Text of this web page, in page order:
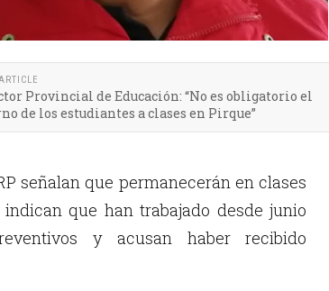
Provincial de Educación: “No es obligatorio el
de los estudiantes a clases en Pirque”
señalan que permanecerán en clases
indican que han trabajado desde junio
y acusan haber recibido